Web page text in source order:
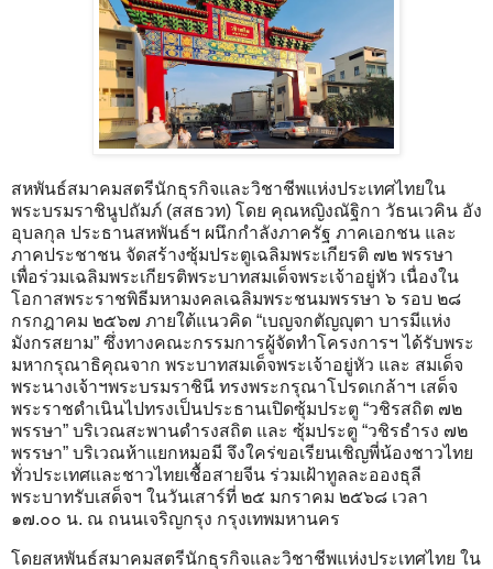
สหพันธ์สมาคมสตรีนักธุรกิจและวิชาชีพแห่งประเทศไทยใน
พระบรมราชินูปถัมภ์ (สสธวท) โดย คุณหญิงณัฐิกา วัธนเวคิน อัง
อุบลกุล ประธานสหพันธ์ฯ ผนึกกำลังภาครัฐ ภาคเอกชน และ
ภาคประชาชน จัดสร้างซุ้มประตูเฉลิมพระเกียรติ ๗๒ พรรษา
เพื่อร่วมเฉลิมพระเกียรติพระบาทสมเด็จพระเจ้าอยู่หัว เนื่องใน
โอกาสพระราชพิธีมหามงคลเฉลิมพระชนมพรรษา ๖ รอบ ๒๘
กรกฎาคม ๒๕๖๗ ภายใต้แนวคิด “เบญจกตัญญุตา บารมีแห่ง
มังกรสยาม” ซึ่งทางคณะกรรมการผู้จัดทำโครงการฯ ได้รับพระ
มหากรุณาธิคุณจาก พระบาทสมเด็จพระเจ้าอยู่หัว และ สมเด็จ
พระนางเจ้าฯพระบรมราชินี ทรงพระกรุณาโปรดเกล้าฯ เสด็จ
พระราชดำเนินไปทรงเป็นประธานเปิดซุ้มประตู “วชิรสถิต ๗๒
พรรษา” บริเวณสะพานดำรงสถิต และ ซุ้มประตู “วชิรธำรง ๗๒
พรรษา” บริเวณห้าแยกหมอมี จึงใคร่ขอเรียนเชิญพี่น้องชาวไทย
ทั่วประเทศและชาวไทยเชื้อสายจีน ร่วมเฝ้าทูลละอองธุลี
พระบาทรับเสด็จฯ ในวันเสาร์ที่ ๒๕ มกราคม ๒๕๖๘ เวลา
๑๗.๐๐ น. ณ ถนนเจริญกรุง กรุงเทพมหานคร
โดยสหพันธ์สมาคมสตรีนักธุรกิจและวิชาชีพแห่งประเทศไทย ใน